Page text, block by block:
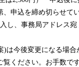
申込を締め切らせて
し、事務局アドレス宛
は今後変更になる場合
覧ください。お手数